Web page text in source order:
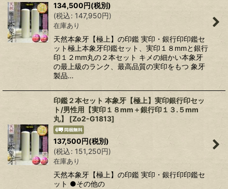
134,500円(税別)
(税込: 147,950円)
在庫あり
天然本象牙【極上】の印鑑 実印・銀行印印鑑セ
ット極上本象牙印鑑セット、実印１８mmと銀行
印１２mm丸の２本セット キメの細かい本象牙
の最上級のランク、最高品質の実印をもつ 象牙
製品…
印鑑２本セット 本象牙【極上】実印銀行印セッ
ト/男性用【実印１８mm＋銀行印１３.５mm
丸】
[Zo2-G1813]
137,500円(税別)
(税込: 151,250円)
在庫あり
天然本象牙【極上】の印鑑 実印・銀行印印鑑セ
ット ●その他の